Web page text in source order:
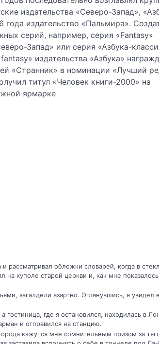
издательства «Северо-Запад»,
года издательство «Пальмира».
серий, например, серия «Fantasy»
Запад» или серия «Азбука-
издательства «Азбука»
«Странник» в номинации «Лучший
титул «Человек книги-2000» на
ярмарке
рассматривал обложки словарей, когда в
на куполе старой церкви и, как мне
загалдели азартно. Оглянувшись, я увидел
гостиница, где я остановился, находилась в
и отправился на станцию.
кажутся мне сомнительным призом за